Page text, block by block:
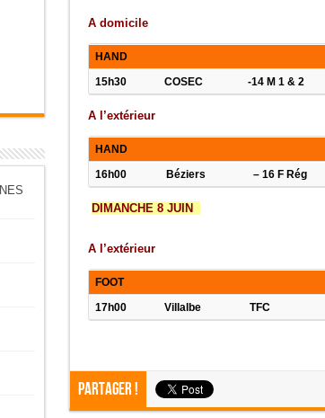
A domicile
HAND
15h30
COSEC -14 M 1 & 2
A l’extérieur
HAND
16h00
Béziers – 16 F Rég
DIMANCHE 8 JUIN
A l’extérieur
FOOT
17h00
Villalbe TFC
Partager !